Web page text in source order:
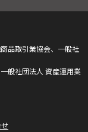
品取引業協会、一般社
般社団法人 資産運用業